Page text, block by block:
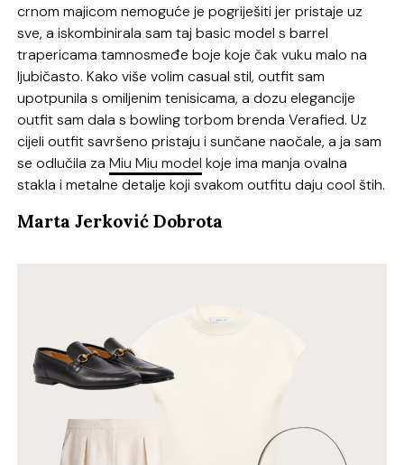
crnom majicom nemoguće je pogriješiti jer pristaje uz
sve, a iskombinirala sam taj basic model s barrel
trapericama tamnosmeđe boje koje čak vuku malo na
ljubičasto. Kako više volim casual stil, outfit sam
upotpunila s omiljenim tenisicama, a dozu elegancije
outfit sam dala s bowling torbom brenda Verafied. Uz
cijeli outfit savršeno pristaju i sunčane naočale, a ja sam
se odlučila zaMiu Miu model koje ima manja ovalna
stakla i metalne detalje koji svakom outfitu daju cool štih.
Marta Jerković Dobrota